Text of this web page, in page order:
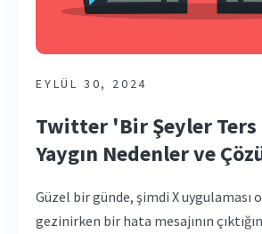
EYLÜL 30, 2024
Twitter 'Bir Şeyler
Yaygın Nedenler ve
Güzel bir günde, şimdi X
gezinirken bir hata mesajının